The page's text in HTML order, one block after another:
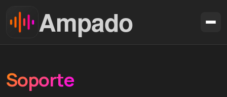
Ampado
Features
Soporte